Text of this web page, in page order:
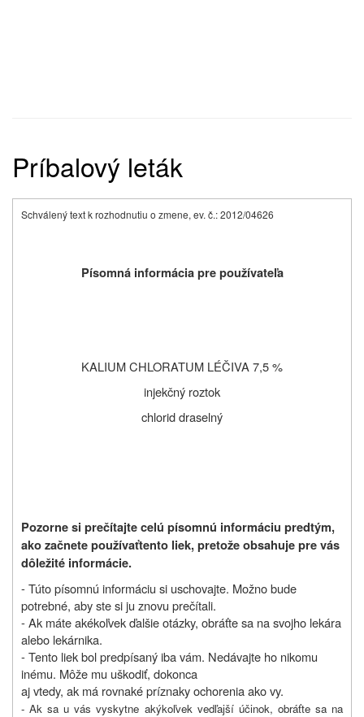
Príbalový leták
Schválený text k rozhodnutiu o zmene, ev. č.: 2012/04626
Písomná informácia pre používateľa
KALIUM CHLORATUM LÉČIVA 7,5 %
injekčný roztok
chlorid draselný
Pozorne si prečítajte celú písomnú informáciu predtým,
ako začnete používaťtento liek, pretože obsahuje pre vás
dôležité informácie.
- Túto písomnú informáciu si uschovajte. Možno bude
potrebné, aby ste si ju znovu prečítali.
- Ak máte akékoľvek ďalšie otázky, obráťte sa na svojho lekára
alebo lekárnika.
- Tento liek bol predpísaný iba vám. Nedávajte ho nikomu
inému. Môže mu uškodiť, dokonca
aj vtedy, ak má rovnaké príznaky ochorenia ako vy.
- Ak sa u vás vyskytne akýkoľvek vedľajší účinok, obráťte sa na